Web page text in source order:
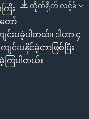
တိုက်ရိုက် လင့်ခ်
ြီး
ော်
င်းပခဲ့ပါတယ်။ ဒါဟာ ၄
းပနိုင်ခဲ့တာဖြစ်ပြီး
ကြပါတယ်။